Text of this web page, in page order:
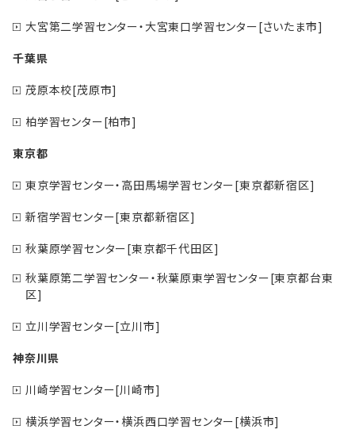
大宮第二学習センター・大宮東口学習センター[さいたま市]
千葉県
茂原本校[茂原市]
柏学習センター[柏市]
東京都
東京学習センター・高田馬場学習センター[東京都新宿区]
新宿学習センター[東京都新宿区]
秋葉原学習センター[東京都千代田区]
秋葉原第二学習センター・秋葉原東学習センター[東京都台東
区]
立川学習センター[立川市]
神奈川県
川崎学習センター[川崎市]
横浜学習センター・横浜西口学習センター[横浜市]